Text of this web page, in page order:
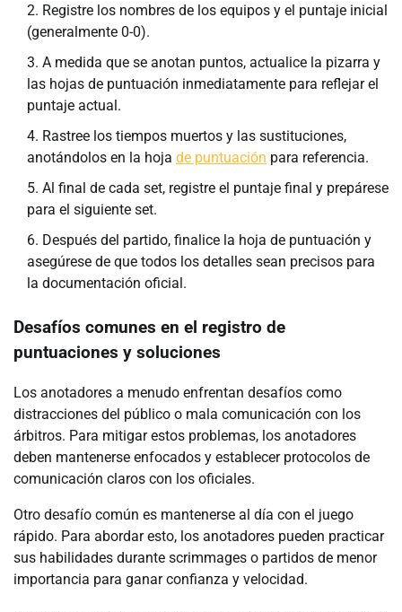
Registre los nombres de los equipos y el puntaje inicial
(generalmente 0-0).
A medida que se anotan puntos, actualice la pizarra y
las hojas de puntuación inmediatamente para reflejar el
puntaje actual.
Rastree los tiempos muertos y las sustituciones,
anotándolos en la hoja de puntuación para referencia.
Al final de cada set, registre el puntaje final y prepárese
para el siguiente set.
Después del partido, finalice la hoja de puntuación y
asegúrese de que todos los detalles sean precisos para
la documentación oficial.
Desafíos comunes en el registro de
puntuaciones y soluciones
Los anotadores a menudo enfrentan desafíos como
distracciones del público o mala comunicación con los
árbitros. Para mitigar estos problemas, los anotadores
deben mantenerse enfocados y establecer protocolos de
comunicación claros con los oficiales.
Otro desafío común es mantenerse al día con el juego
rápido. Para abordar esto, los anotadores pueden practicar
sus habilidades durante scrimmages o partidos de menor
importancia para ganar confianza y velocidad.